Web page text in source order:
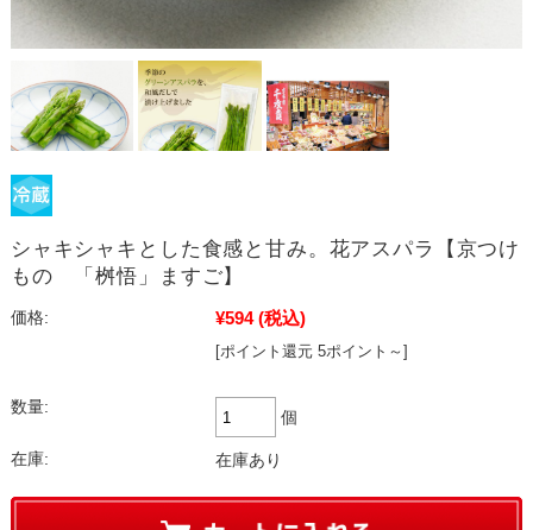
シャキシャキとした食感と甘み。花アスパラ【京つけ
もの 「桝悟」ますご】
価格: ¥594 (税込)
[ポイント還元 5ポイント～]
数量:
個
在庫: 在庫あり